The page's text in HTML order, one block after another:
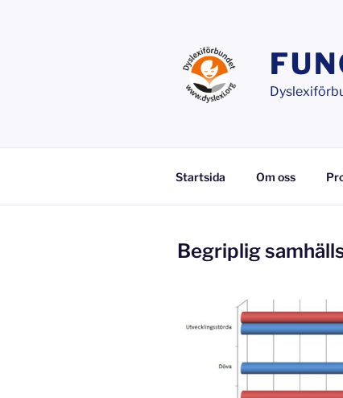
Startsida Om oss
Begriplig